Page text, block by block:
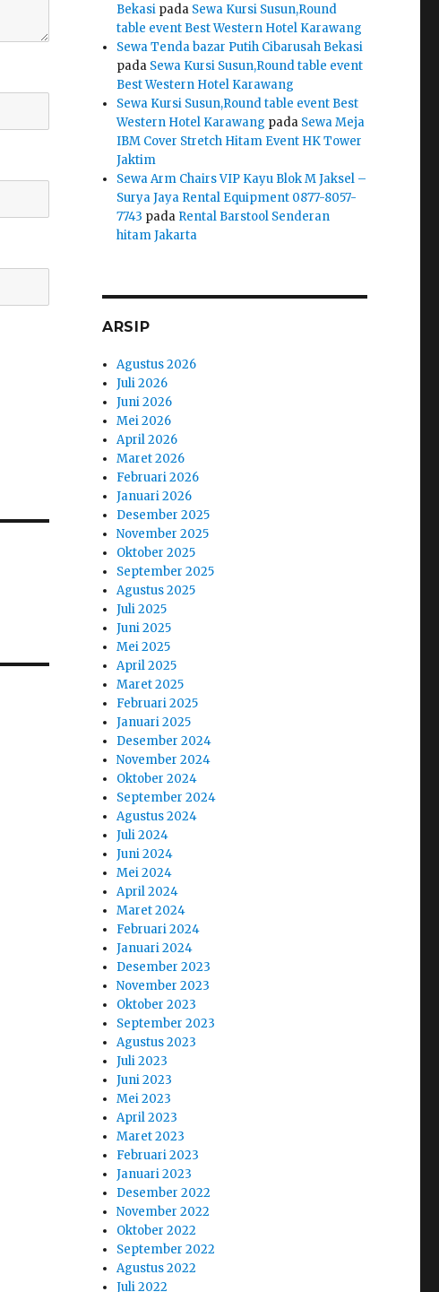
Bekasi pada Sewa Kursi Susun,Round
table event Best Western Hotel Karawang
Sewa Tenda bazar Putih Cibarusah Bekasi
pada Sewa Kursi Susun,Round table event
Best Western Hotel Karawang
Sewa Kursi Susun,Round table event Best
Western Hotel Karawang pada Sewa Meja
IBM Cover Stretch Hitam Event HK Tower
Jaktim
Sewa Arm Chairs VIP Kayu Blok M Jaksel –
Surya Jaya Rental Equipment 0877-8057-
7743 pada Rental Barstool Senderan
hitam Jakarta
ARSIP
Agustus 2026
Juli 2026
Juni 2026
Mei 2026
April 2026
Maret 2026
Februari 2026
Januari 2026
Desember 2025
November 2025
Oktober 2025
September 2025
Agustus 2025
Juli 2025
Juni 2025
Mei 2025
April 2025
Maret 2025
Februari 2025
Januari 2025
Desember 2024
November 2024
Oktober 2024
September 2024
Agustus 2024
Juli 2024
Juni 2024
Mei 2024
April 2024
Maret 2024
Februari 2024
Januari 2024
Desember 2023
November 2023
Oktober 2023
September 2023
Agustus 2023
Juli 2023
Juni 2023
Mei 2023
April 2023
Maret 2023
Februari 2023
Januari 2023
Desember 2022
November 2022
Oktober 2022
September 2022
Agustus 2022
Juli 2022